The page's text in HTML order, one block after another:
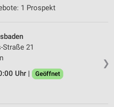
1 Prospekt
❯
Straße 21
Uhr |
Geöffnet
Inhalten
Statistiken oder
der Angebote